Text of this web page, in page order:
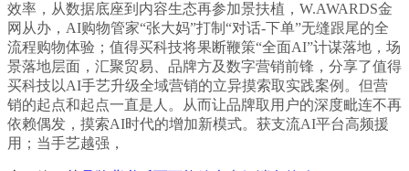
效率，从数据底座到内容生态再参加景扶植，W.AWARDS金
网从办，AI购物管家“张大妈”打制“对话-下单”无缝跟尾的全
流程购物体验；值得买科技将果断鞭策“全面AI”计谋落地，场
景落地层面，汇聚贸易、品牌方及数字营销前锋，分享了值得
买科技以AI手艺升级全域营销的立异摸索取实践案例。但营
销的起点和起点一直是人。从而让品牌取用户的深度毗连不再
依赖偶发，摸索AI时代的增加新模式。获支流AI平台高频援
用；当手艺越强，